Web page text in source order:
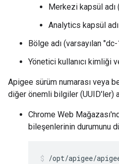
Merkezi kapsül adı
Analytics kapsül
Bölge adı (varsayılan
Yönetici kullanıcı kimliği
Apigee sürüm numarası veya
diğer önemli bilgiler (UUID'ler)
Chrome Web
bileşenlerinin durumunu
/opt/apigee/